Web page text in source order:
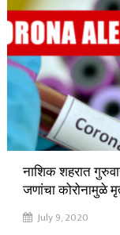
नाशिक शहरात
जणांचा कोरोनामुळे
July 9, 2020